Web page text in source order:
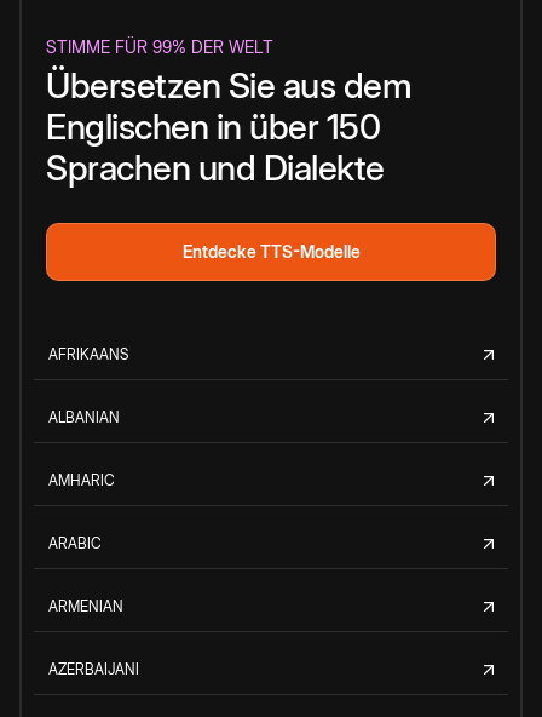
STIMME FÜR 99% DER WELT
Übersetzen Sie aus dem
Englischen in über 150
Sprachen und Dialekte
Entdecke TTS-Modelle
AFRIKAANS
ALBANIAN
AMHARIC
ARABIC
ARMENIAN
AZERBAIJANI